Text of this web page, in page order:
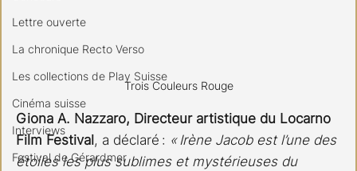
Lettre ouverte
La chronique Recto Verso
Les collections de Play Suisse
Cinéma suisse
Interviews
Festival de Gérardmer
Trois Couleurs Rouge
Giona A. Nazzaro, Directeur artistique du Locarno
Film Festival , a déclaré : « Irène Jacob est l’une des
étoiles les plus sublimes et mystérieuses du